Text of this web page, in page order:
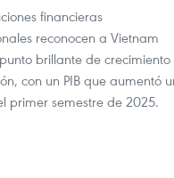
financieras
reconocen a Vietnam
brillante de crecimiento
con un PIB que aumentó
primer semestre de 2025.